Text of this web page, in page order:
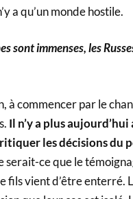
a qu’un monde hostile.
sont immenses, les
à commencer par le
Il n’y a plus
les décisions du
serait-ce que le
fils vient d’être enterré.